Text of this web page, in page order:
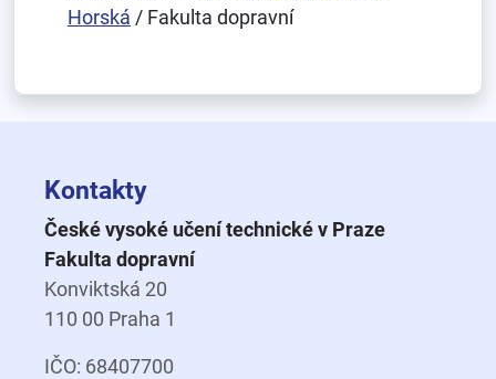
Horská / Fakulta dopravní
Kontakty
České vysoké učení technické v Praze
Fakulta dopravní
Konviktská 20
110 00 Praha 1
IČO: 68407700